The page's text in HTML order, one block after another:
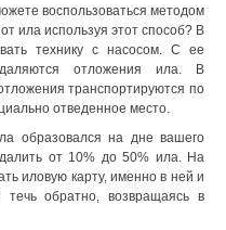
воспользоваться методом
ила используя этот способ? В
технику с насосом. С ее
отложения ила. В
транспортируются по
отведенное место.
образовался на дне вашего
от 10% до 50% ила. На
иловую карту, именно в ней и
обратно, возвращаясь в